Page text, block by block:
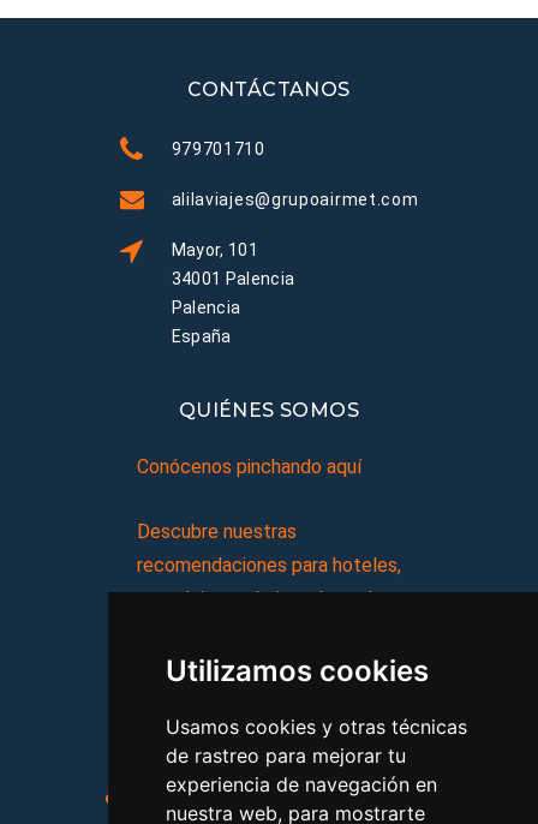
Utilizamos cookies
Usamos cookies y otras técnicas
de rastreo para mejorar tu
experiencia de navegación en
nuestra web, para mostrarte
CONTÁCTANOS
979701710
alilaviajes@grupoairmet.com
Mayor, 101
34001 Palencia
Palencia
España
QUIÉNES SOMOS
Conócenos pinchando aquí
Descubre nuestras
recomendaciones para hoteles,
complejos turísticos, hostales,
viajes, y mucho más!
MI AGENCIA
Aviso legal Condiciones de uso